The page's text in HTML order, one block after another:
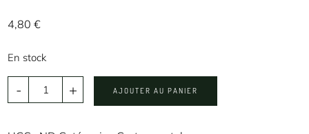
4,80€
En stock
- + AJOUTER AU PANIER